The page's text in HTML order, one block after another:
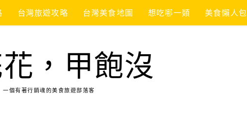
台灣旅遊攻略 台灣美食地圖 想吃哪一類 美食懶人包
，甲飽沒
一個有著行銷魂的美食旅遊部落客